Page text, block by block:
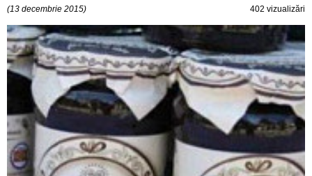
(13 decembrie 2015) 402 vizualizări